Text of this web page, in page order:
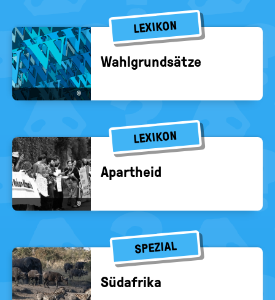
LEXIKON
©
Wahl­grund­sät­ze
LEXIKON
©
Apart­heid
SPEZIAL
Süd­afri­ka